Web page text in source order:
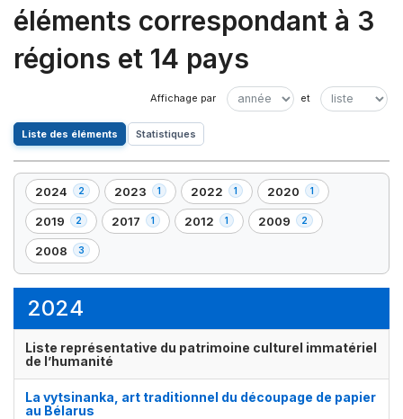
éléments correspondant à 3
régions et 14 pays
Liste des éléments Statistiques
2024 2
,
2
élément(s)
2023 1
,
1
élément(s)
2022 1
,
1
élément(s)
2020 1
,
1
élément(s)
2019 2
,
2
élément(s)
2017 1
,
2012 1
,
2009 2
,
2008 3
,
3
2024
Liste représentative du patrimoine culturel immatériel
de l’humanité
La vytsinanka, art traditionnel du découpage de papier
au Bélarus